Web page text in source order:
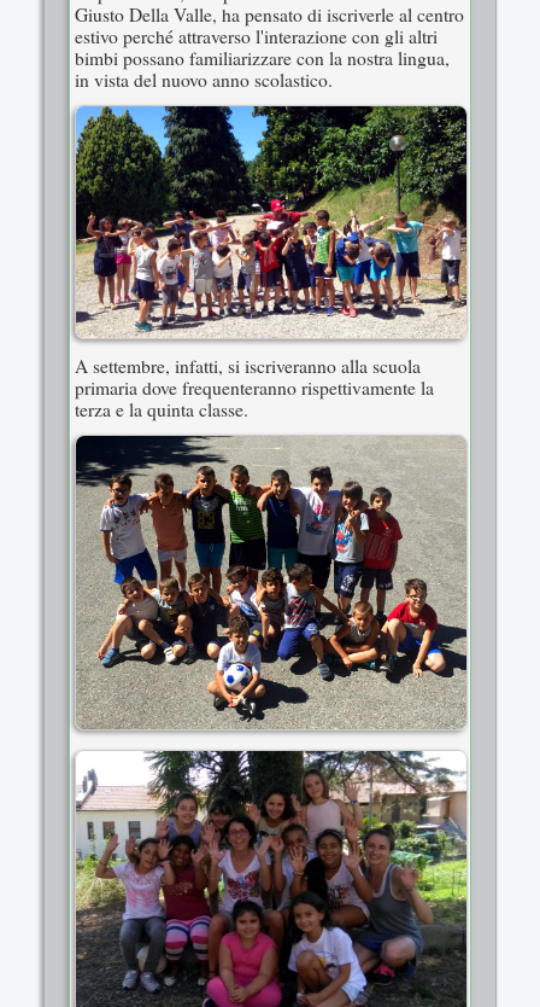
Giusto Della Valle, ha pensato di iscriverle al centro
estivo perché attraverso l'interazione con gli altri
bimbi possano familiarizzare con la nostra lingua,
in vista del nuovo anno scolastico.
A settembre, infatti, si iscriveranno alla scuola
primaria dove frequenteranno rispettivamente la
terza e la quinta classe.